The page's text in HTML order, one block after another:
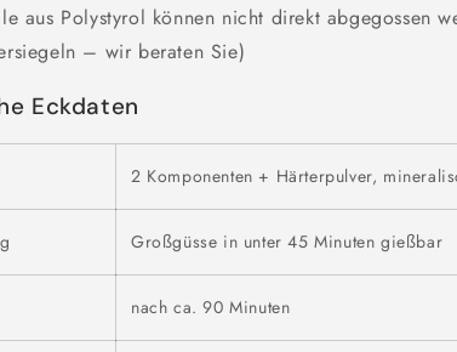
aus Polystyrol können nicht direkt abgegossen
– wir beraten Sie)
Eckdaten
2 Komponenten + Härterpulver,
Großgüsse in unter 45 Minuten gießbar
nach ca. 90 Minuten